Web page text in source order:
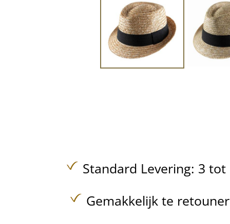
Standard Levering: 3
Gemakkelijk te